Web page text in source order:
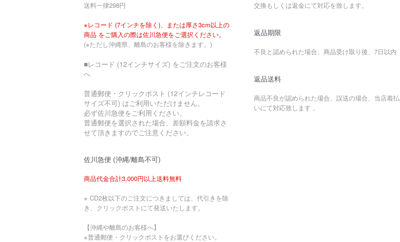
送料一律298円
※レコード (7インチを除く)、または厚さ3cm以上の
商品 をご購入の際は佐川急便をご選択ください。
(※ただし沖縄県、離島のお客様を除きます。)
■レコード (12インチサイズ) をご注文のお客様
へ
普通郵便・クリックポスト (12インチレコード
サイズ不可) はご利用いただけません。
必ず佐川急便をご利用ください。
普通郵便を選択された場合、差額料金を請求さ
せて頂きますのでご注意ください。
佐川急便 (沖縄/離島不可)
商品代金合計3,000円以上送料無料
※ CD2枚以下のご注文につきましては、代引きを除
き、クリックポストにて発送いたします。
【沖縄や離島のお客様へ】
※普通郵便・クリックポストをお選びください。
交換もしくは返金にて対応を致します。
返品期限
不良と認められた場合、商品受け取り後、7日以内
返品送料
商品不良が認められた場合、誤送の場合、当店着払
いにて対応致します 。